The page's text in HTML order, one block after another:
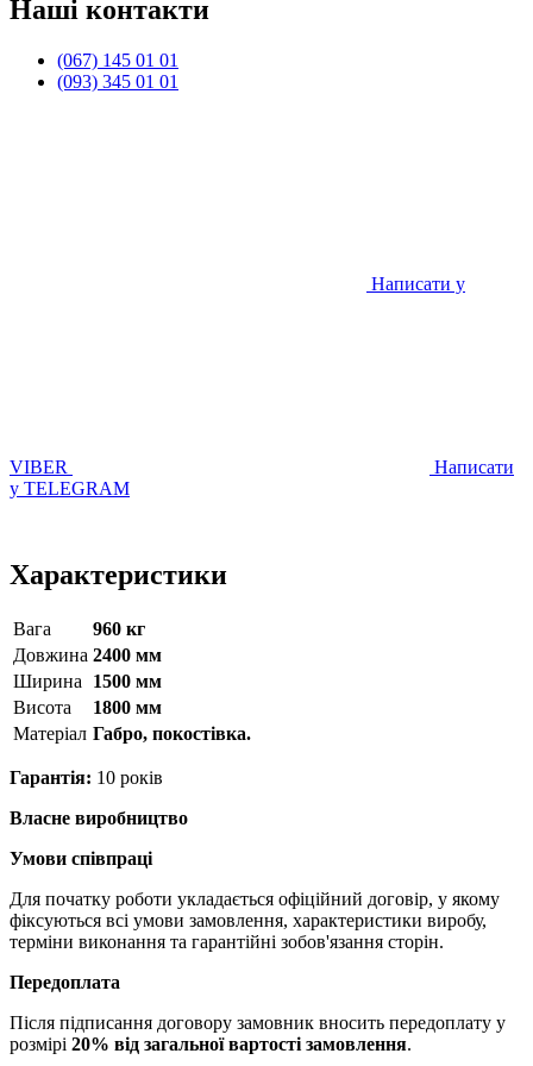
Наші контакти
(067) 145 01 01
(093) 345 01 01
Написати у
VIBER
Написати
у TELEGRAM
Характеристики
Вага
960 кг
Довжина 2400 мм
Ширина
1500 мм
Висота
1800 мм
Матерiал Габро, покостівка.
Гарантія: 10 років
Власне виробництво
Умови співпраці
Для початку роботи укладається офіційний договір, у якому
фіксуються всі умови замовлення, характеристики виробу,
терміни виконання та гарантійні зобов'язання сторін.
Передоплата
Після підписання договору замовник вносить передоплату у
розмірі 20% від загальної вартості замовлення.